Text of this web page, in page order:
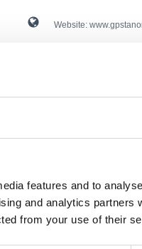
features and to
and analytics partners
from your use of their
Website:
Haustiere
Unterkunftstyp: